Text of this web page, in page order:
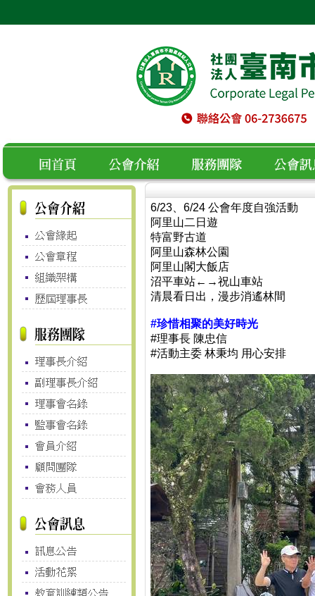
空白回首頁 公會介紹 服務團隊 公會訊息
6/23、6/24 公會年度自強活動
阿里山二日遊
特富野古道
阿里山森林公園
阿里山閣大飯店
沼平車站←→祝山車站
清晨看日出，漫步消遙林間
#珍惜相聚的美好時光
#理事長 陳忠信
#活動主委 林秉均 用心安排